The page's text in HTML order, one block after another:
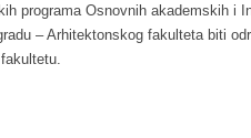
programa Osnovnih akademskih i
– Arhitektonskog fakulteta biti